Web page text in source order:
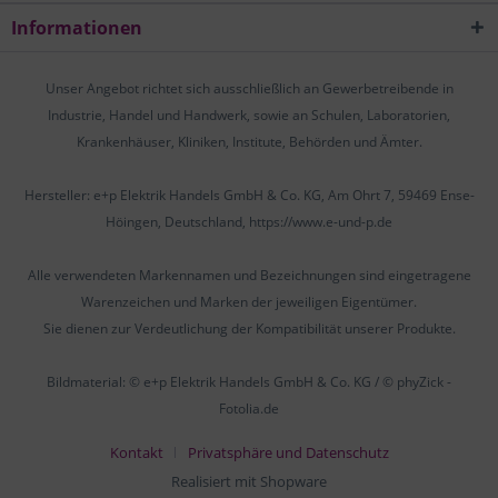
Informationen
Unser Angebot richtet sich ausschließlich an Gewerbetreibende in
Industrie, Handel und Handwerk, sowie an Schulen, Laboratorien,
Krankenhäuser, Kliniken, Institute, Behörden und Ämter.
Hersteller: e+p Elektrik Handels GmbH & Co. KG, Am Ohrt 7, 59469 Ense-
Höingen, Deutschland, https://www.e-und-p.de
Alle verwendeten Markennamen und Bezeichnungen sind eingetragene
Warenzeichen und Marken der jeweiligen Eigentümer.
Sie dienen zur Verdeutlichung der Kompatibilität unserer Produkte.
Bildmaterial: © e+p Elektrik Handels GmbH & Co. KG / © phyZick -
Fotolia.de
Kontakt
Privatsphäre und Datenschutz
Realisiert mit Shopware